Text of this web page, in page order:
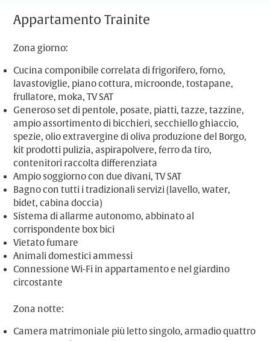
Appartamento Trainite
Zona giorno:
Cucina componibile correlata di frigorifero, forno,
lavastoviglie, piano cottura, microonde, tostapane,
frullatore, moka, TV SAT
Generoso set di pentole, posate, piatti, tazze, tazzine,
ampio assortimento di bicchieri, secchiello ghiaccio,
spezie, olio extravergine di oliva produzione del Borgo,
kit prodotti pulizia, aspirapolvere, ferro da tiro,
contenitori raccolta differenziata
Ampio soggiorno con due divani, TV SAT
Bagno con tutti i tradizionali servizi (lavello, water,
bidet, cabina doccia)
Sistema di allarme autonomo, abbinato al
corrispondente box bici
Vietato fumare
Animali domestici ammessi
Connessione Wi-Fi in appartamento e nel giardino
circostante
Zona notte:
Camera matrimoniale più letto singolo, armadio quattro